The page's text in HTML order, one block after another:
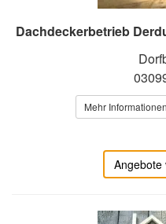
Dachdeckerbetrieb
Mehr
Angebote